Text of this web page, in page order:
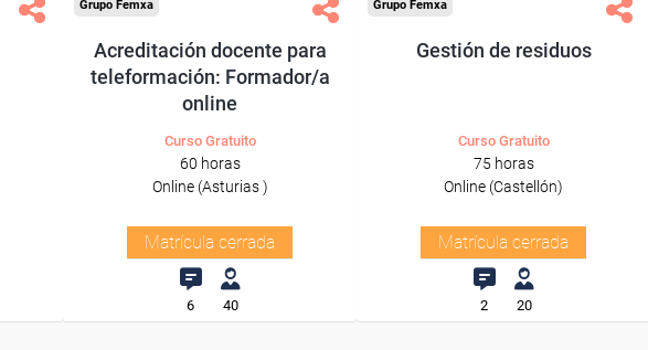
Grupo Femxa
Acreditación docente para
teleformación: Formador/a
online
Curso Gratuito
60 horas
Online (Asturias )
Matrícula cerrada
6 40
Grupo Femxa
Gestión de residuos
Curso Gratuito
75 horas
Online (Castellón)
Matrícula cerrada
2 20